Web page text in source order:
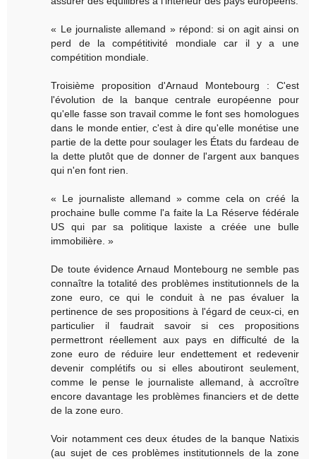
« Le journaliste allemand » répond: si on agit ainsi on
perd de la compétitivité mondiale car il y a une
compétition mondiale.
Troisième proposition d'Arnaud Montebourg : C'est
l'évolution de la banque centrale européenne pour
qu'elle fasse son travail comme le font ses homologues
dans le monde entier, c'est à dire qu'elle monétise une
partie de la dette pour soulager les États du fardeau de
la dette plutôt que de donner de l'argent aux banques
qui n'en font rien.
« Le journaliste allemand » comme cela on créé la
prochaine bulle comme l'a faite la La Réserve fédérale
US qui par sa politique laxiste a créée une bulle
immobilière. »
De toute évidence Arnaud Montebourg ne semble pas
connaître la totalité des problèmes institutionnels de la
zone euro, ce qui le conduit à ne pas évaluer la
pertinence de ses propositions à l'égard de ceux-ci, en
particulier il faudrait savoir si ces propositions
permettront réellement aux pays en difficulté de la
zone euro de réduire leur endettement et redevenir
devenir complétifs ou si elles aboutiront seulement,
comme le pense le journaliste allemand, à accroître
encore davantage les problèmes financiers et de dette
de la zone euro.
Voir notamment ces deux études de la banque Natixis
(au sujet de ces problèmes institutionnels de la zone